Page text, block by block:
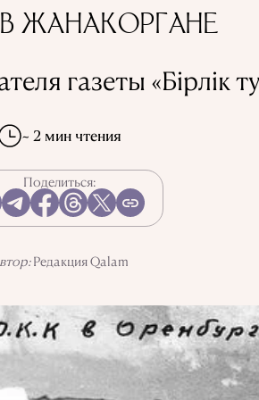
ЖАНАКОРГАНЕ
газеты «Бірлік
~ 2 мин чтения
Поделиться:
Редакция Qalam